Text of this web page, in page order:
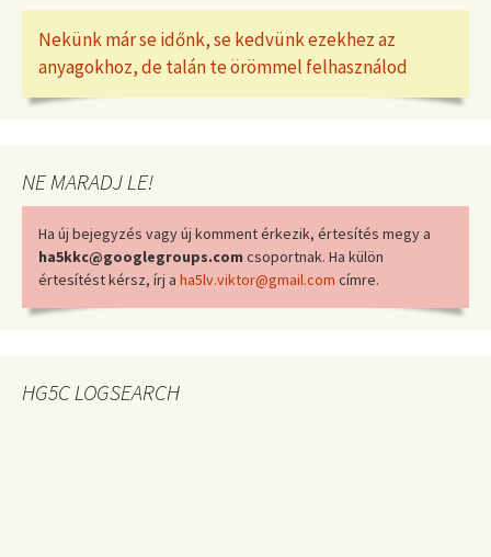
Nekünk már se időnk, se kedvünk ezekhez az
anyagokhoz, de talán te örömmel felhasználod
NE MARADJ LE!
Ha új bejegyzés vagy új komment érkezik, értesítés megy a
ha5kkc@googlegroups.com csoportnak. Ha külön
értesítést kérsz, írj a ha5lv.viktor@gmail.com címre.
HG5C LOGSEARCH